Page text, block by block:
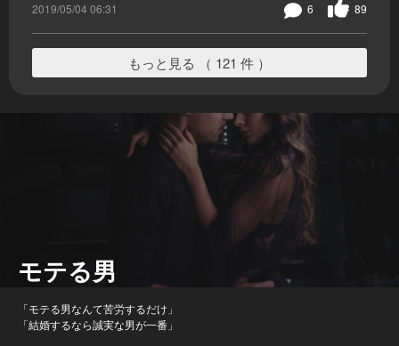
2019/05/04 06:31 89
6
もっと見る （ 121 件 ）
モテる男
「モテる男なんて苦労するだけ」
「結婚するなら誠実な男が一番」